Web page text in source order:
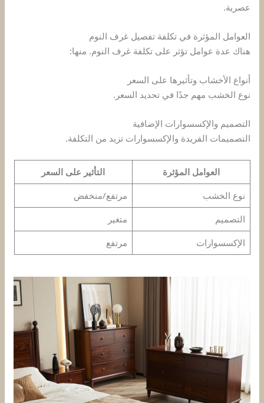
عصرية.
العوامل المؤثرة في تكلفة تفصيل غرف النوم
هناك عدة عوامل تؤثر على تكلفة غرف النوم. منها:
أنواع الأخشاب وتأثيرها على السعر
نوع الخشب مهم جدًا في تحديد السعر.
التصميم والإكسسوارات الإضافية
التصميمات الفريدة والإكسسوارات تزيد من التكلفة.
العوامل المؤثرة
التأثير على السعر
نوع الخشب
مرتفع/منخفض
التصميم
متغير
الإكسسوارات
مرتفع